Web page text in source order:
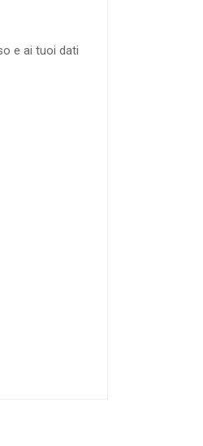
e ai tuoi dati